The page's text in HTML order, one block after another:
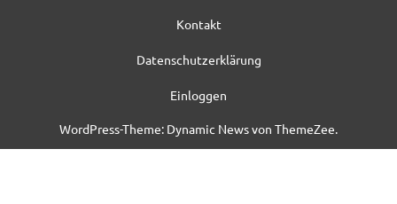
Kontakt
Datenschutzerklärung
Einloggen
WordPress-Theme: Dynamic News von ThemeZee.